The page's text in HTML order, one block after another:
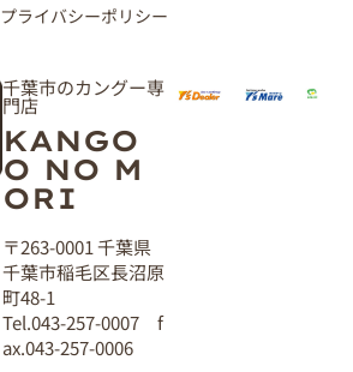
プライバシーポリシー
千葉市のカングー専
門店
KANGO
O NO M
ORI
〒263-0001 千葉県
千葉市稲毛区長沼原
町48-1
Tel.043-257-0007 f
ax.043-257-0006